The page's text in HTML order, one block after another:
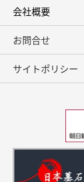
会社概要
お問合せ
サイトポリシー